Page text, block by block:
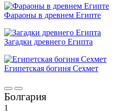
Фараоны в древнем Египте
Загадки древнего Египта
Египетская богиня Сехмет
Болгария
1